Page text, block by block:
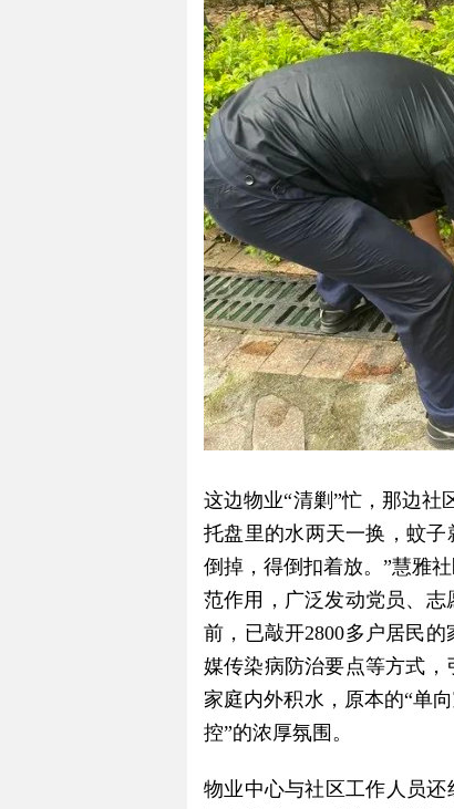
这边物业“清剿”忙，那边社
托盘里的水两天一换，蚊
倒掉，得倒扣着放。”慧雅
范作用，广泛发动党员、志
前，已敲开2800多户居民
媒传染病防治要点等方式
家庭内外积水，原本的“单
控”的浓厚氛围。
物业中心与社区工作人员